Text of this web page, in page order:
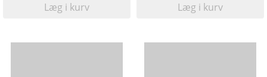
Læg i kurv Læg i kurv